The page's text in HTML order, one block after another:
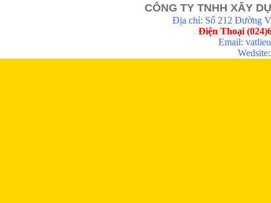
CÔNG TY TNHH XÂY
Địa chỉ: Số 212 Đường
Điện Thoại
Email: